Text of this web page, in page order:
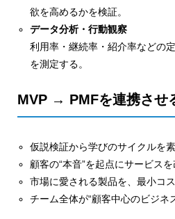
欲を高めるかを検証。
データ分析・行動観察
利用率・継続率・紹介率などの
を測定する。
MVP → PMFを連携させ
仮説検証から学びのサイクルを
顧客の“本音”を起点にサービス
市場に愛される製品を、最小コ
チーム全体が“顧客中心のビジネ